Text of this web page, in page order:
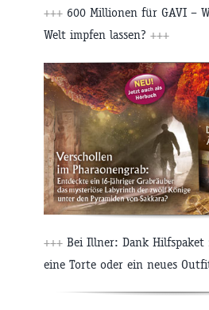
+++ 600 Millionen für GAVI –
Welt impfen lassen? +++
+++ Bei Illner: Dank Hilfspaket
eine Torte oder ein neues